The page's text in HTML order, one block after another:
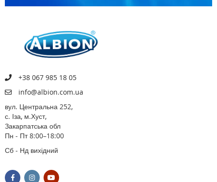
+38 067 985 18 05
info@albion.com.ua
вул. Центральна 252,
с. Іза, м.Хуст,
Закарпатська обл
Пн - Пт 8:00–18:00
Сб - Нд вихідний